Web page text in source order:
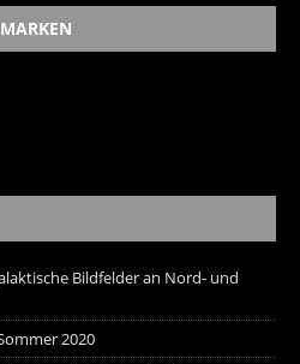
Bildfelder an Nord- und
2020